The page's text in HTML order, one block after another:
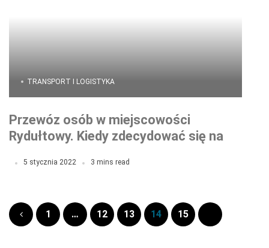
TRANSPORT I LOGISTYKA
Przewóz osób w miejscowości
Rydułtowy. Kiedy zdecydować się na
5 stycznia 2022 3 mins read
1 … 12 13 14 15